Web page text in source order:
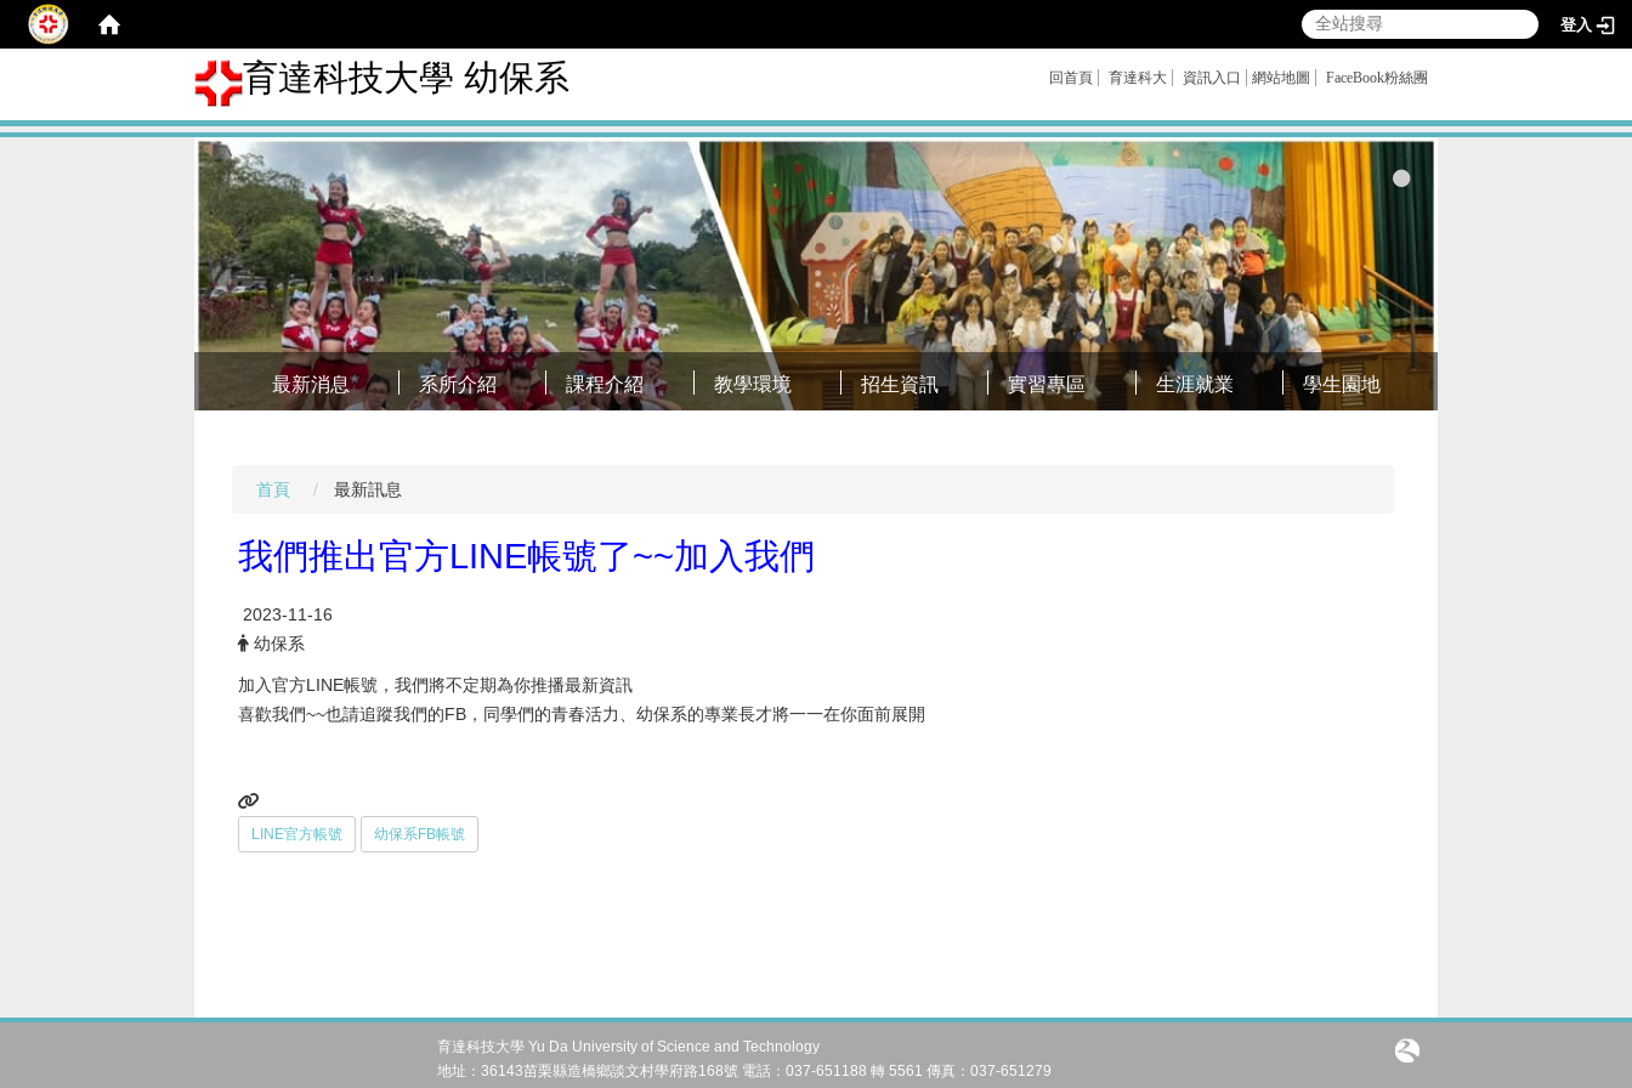
登入
育達科技大學 幼保系 回首頁 育達科大 資訊入口 網站地圖 FaceBook粉絲團
最新消息 系所介紹 課程介紹 教學環境 招生資訊 實習專區 生涯就業 學生園地
首頁 最新訊息
我們推出官方LINE帳號了~~加入我們
2023-11-16
幼保系
加入官方LINE帳號，我們將不定期為你推播最新資訊
喜歡我們~~也請追蹤我們的FB，同學們的青春活力、幼保系的專業長才將一一在你面前展開
LINE官方帳號 幼保系FB帳號
育達科技大學 Yu Da University of Science and Technology
地址：36143苗栗縣造橋鄉談文村學府路168號 電話：037-651188 轉 5561 傳真：037-651279